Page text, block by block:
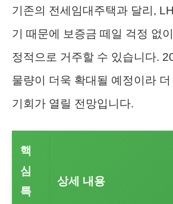
기존의 전세임대주택과 달리,
기 때문에 보증금 떼일 걱정 없
정적으로 거주할 수 있습니다.
물량이 더욱 확대될 예정이라
기회가 열릴 전망입니다.
핵
심
특
상세 내용